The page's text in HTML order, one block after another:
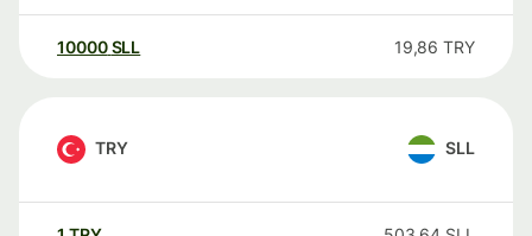
10000 SLL 19,86 TRY
TRY SLL